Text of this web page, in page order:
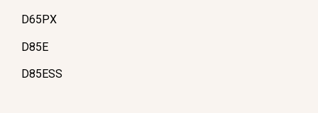
D65PX
D85E
D85ESS